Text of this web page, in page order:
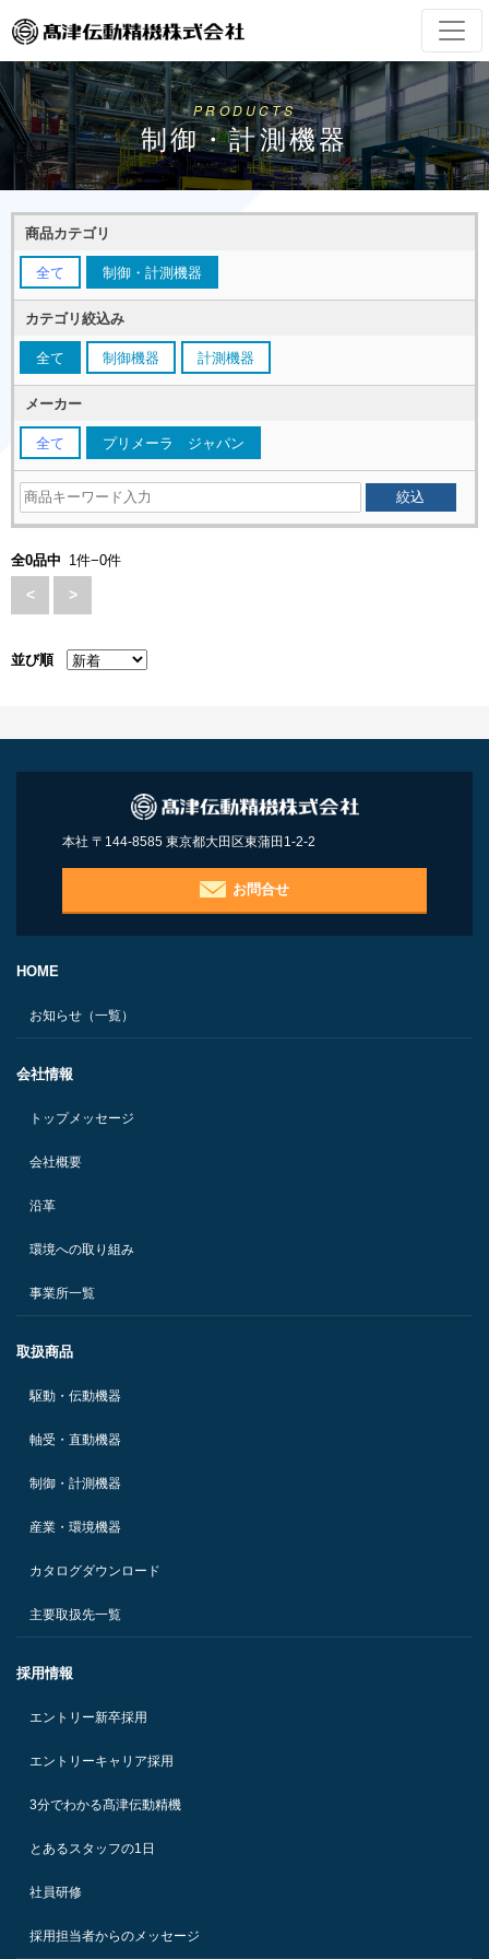
PRODUCTS
制御・計測機器
商品カテゴリ
全て 制御・計測機器
カテゴリ絞込み
全て 制御機器 計測機器
メーカー
全て プリメーラ ジャパン
全0品中 1件−0件
< >
並び順
本社 〒144-8585 東京都大田区東蒲田1-2-2
お問合せ
HOME
お知らせ（一覧）
会社情報
トップメッセージ
会社概要
沿革
環境への取り組み
事業所一覧
取扱商品
駆動・伝動機器
軸受・直動機器
制御・計測機器
産業・環境機器
カタログダウンロード
主要取扱先一覧
採用情報
エントリー新卒採用
エントリーキャリア採用
3分でわかる髙津伝動精機
とあるスタッフの1日
社員研修
採用担当者からのメッセージ